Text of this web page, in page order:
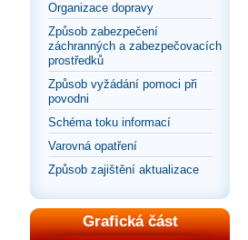
Organizace dopravy
Způsob zabezpečení
záchranných a zabezpečovacích
prostředků
Způsob vyžádání pomoci při
povodni
Schéma toku informací
Varovná opatření
Způsob zajištění aktualizace
Grafická část